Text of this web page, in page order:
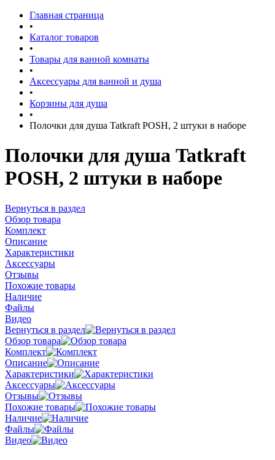
Главная страница
•
Каталог товаров
•
Товары для ванной комнаты
•
Аксессуары для ванной и душа
•
Корзины для душа
•
Полочки для душа Tatkraft POSH, 2 штуки в наборе
Полочки для душа Tatkraft
POSH, 2 штуки в наборе
Вернуться в раздел
Обзор товара
Комплект
Описание
Характеристики
Аксессуары
Отзывы
Похожие товары
Наличие
Файлы
Видео
Вернуться в раздел
Обзор товара
Комплект
Описание
Характеристики
Аксессуары
Отзывы
Похожие товары
Наличие
Файлы
Видео